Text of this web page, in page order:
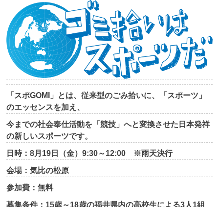
「スポGOMI」とは、従来型のごみ拾いに、「スポーツ」
のエッセンスを加え、
今までの社会奉仕活動を「競技」へと変換させた日本発祥
の新しいスポーツです。
日時：8月19日（金）9:30～12:00 ※雨天決行
会場：気比の松原
参加費：無料
募集条件：15歳～18歳の福井県内の高校生による3人1組